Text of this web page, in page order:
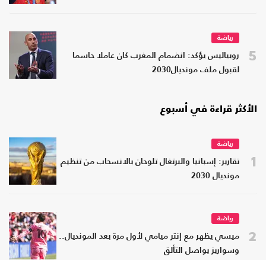
5
رياضة
روبياليس يؤكد: انضمام المغرب كان عاملا حاسما
لقبول ملف مونديال2030
الأكثر قراءة في أسبوع
1
رياضة
تقارير: إسبانيا والبرتغال تلوحان بالانسحاب من تنظيم
مونديال 2030
2
رياضة
ميسي يظهر مع إنتر ميامي لأول مرة بعد المونديال..
وسواريز يواصل التألق